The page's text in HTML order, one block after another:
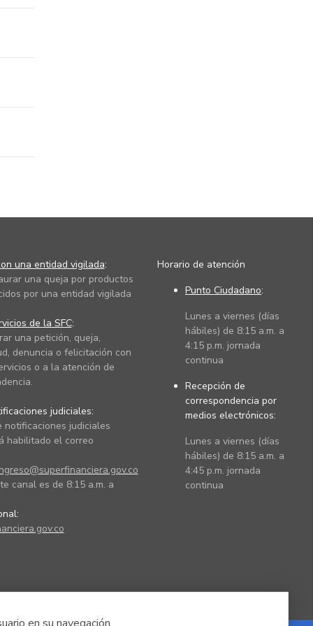
una entidad vigilada:
una queja por productos
por una entidad vigilada
de la SFC:
una petición, queja,
denuncia o felicitación con
o a la atención de
judiciales:
notificaciones judiciales
habilitado el correo
canal es de 8:15 a.m. a
Horario de atención
Punto Ciudadano:
Lunes a viernes (días
hábiles) de 8:15 a.m. a
4:15 p.m. jornada
continua
Recepción de
correspondencia por
medios electrónicos:
Lunes a viernes (días
hábiles) de 8:15 a.m. a
4:45 p.m. jornada
continua